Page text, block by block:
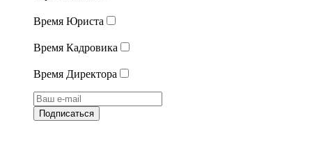
Время Юриста
Время Кадровика
Время Директора
Подписаться